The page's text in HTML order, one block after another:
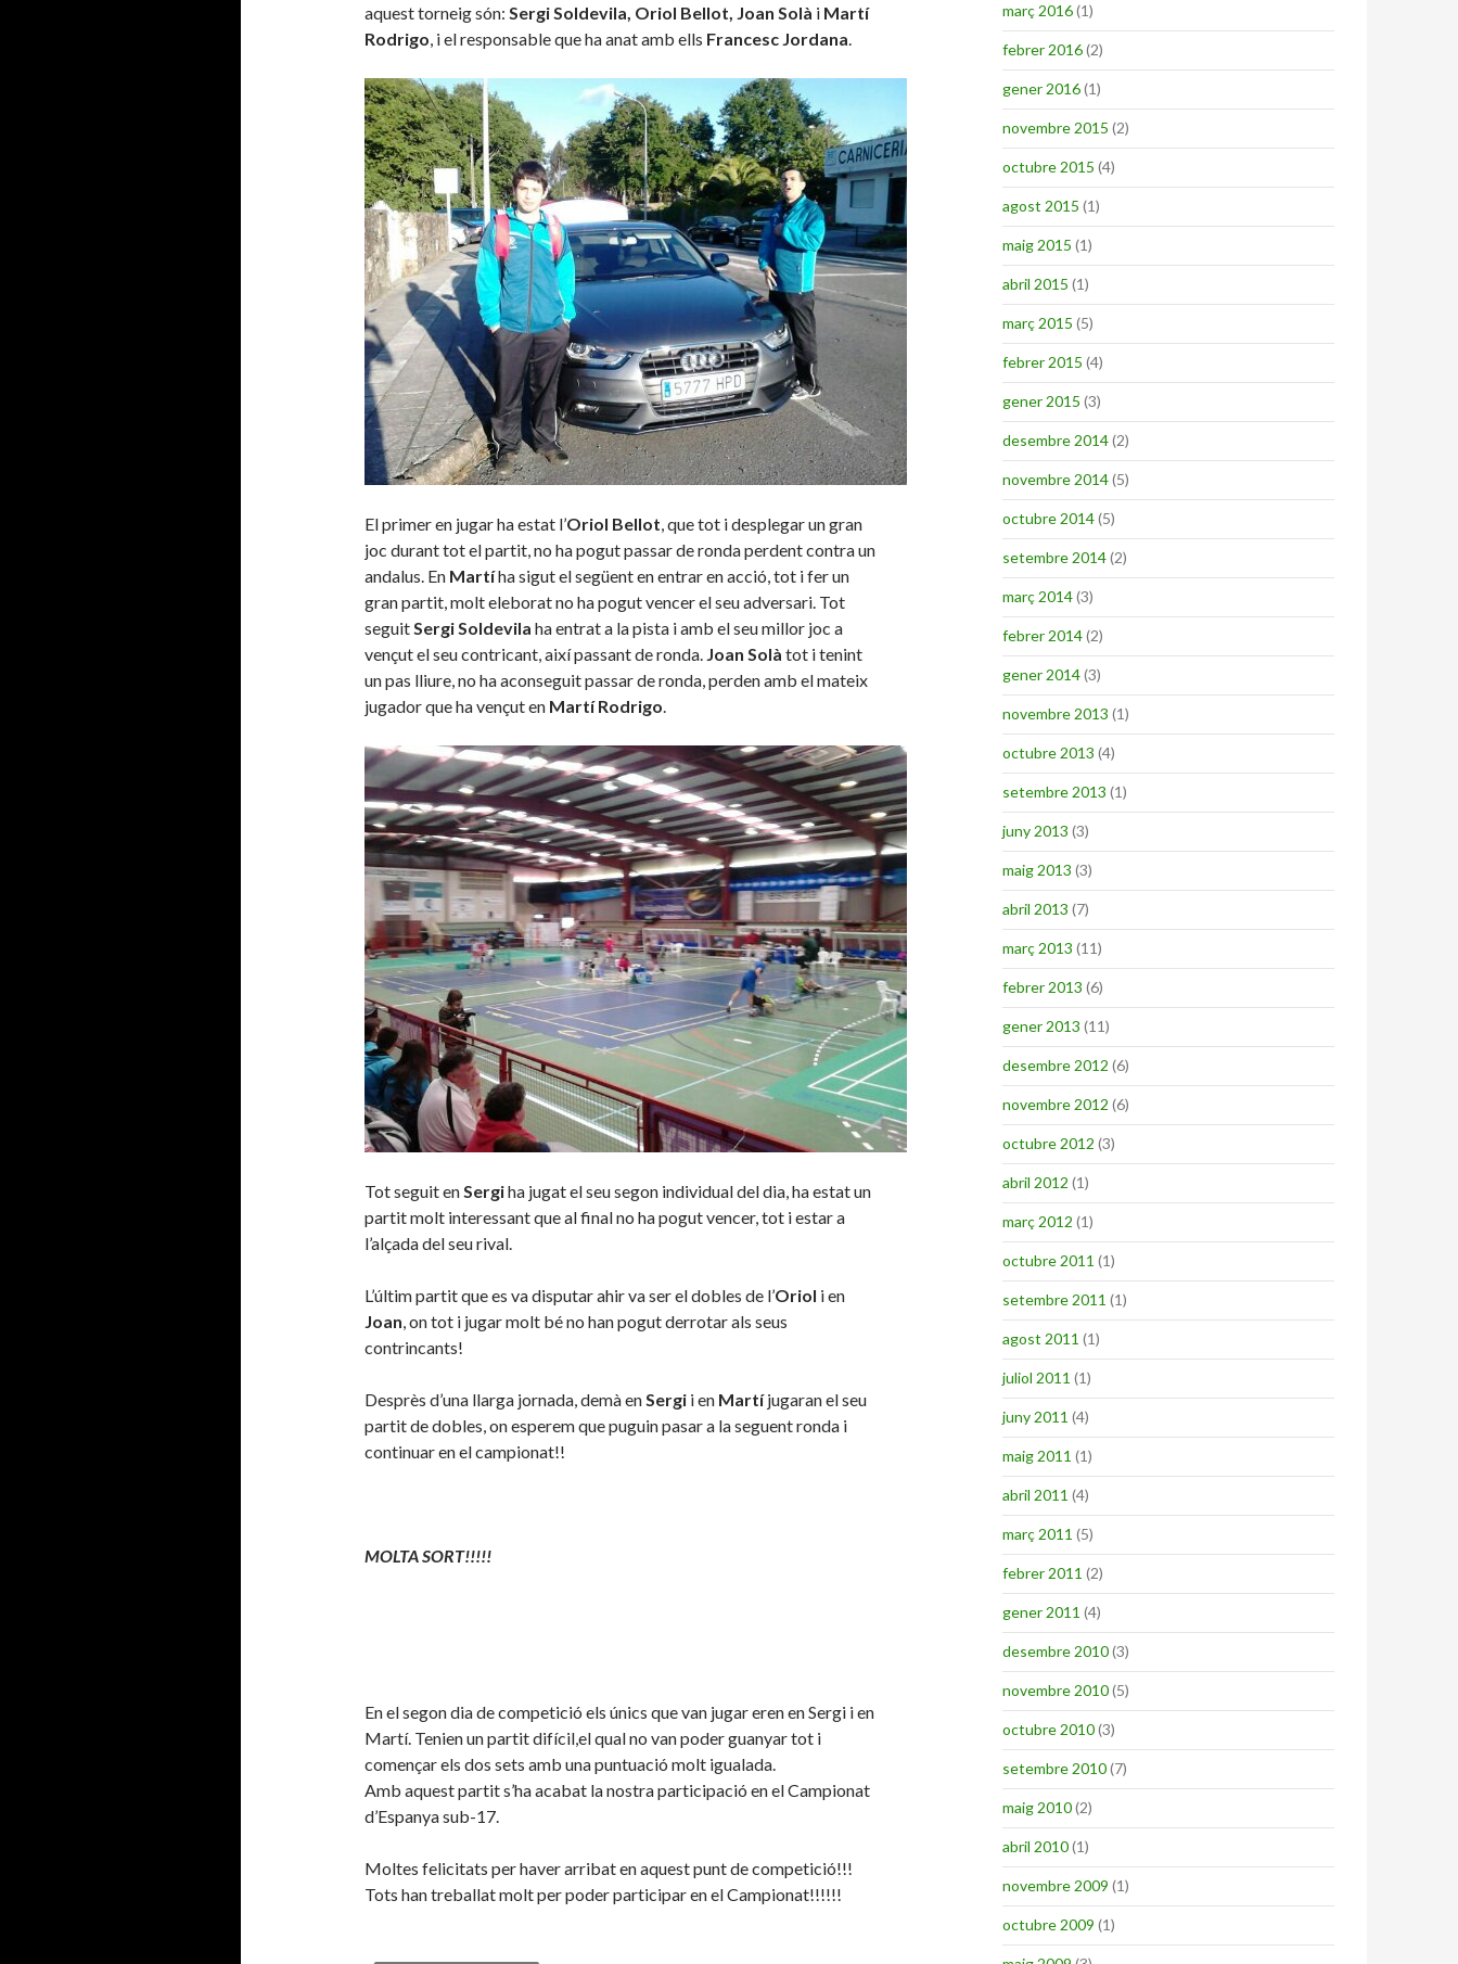
aquest torneig són: Sergi Soldevila, Oriol Bellot, Joan Solà i Martí
Rodrigo, i el responsable que ha anat amb ells Francesc Jordana.
El primer en jugar ha estat l’Oriol Bellot, que tot i desplegar un gran
joc durant tot el partit, no ha pogut passar de ronda perdent contra un
andalus. En Martíha sigut el següent en entrar en acció, tot i fer un
gran partit, molt eleborat no ha pogut vencer el seu adversari. Tot
seguitSergi Soldevila ha entrat a la pista i amb el seu millor joc a
vençut el seu contricant, així passant de ronda. Joan Solà tot i tenint
un pas lliure, no ha aconseguit passar de ronda, perden amb el mateix
jugador que ha vençut en Martí Rodrigo.
Tot seguit enSergiha jugat el seu segon individual del dia, ha estat un
partit molt interessant que al final no ha pogut vencer, tot i estar a
l’alçada del seu rival.
L’últim partit que es va disputar ahir va ser el dobles de l’Oriol i en
Joan, on tot i jugar molt bé no han pogut derrotar als seus
contrincants!
Desprès d’una llarga jornada, demà enSergi i en Martíjugaran el seu
partit de dobles, on esperem que puguin pasar a la seguent ronda i
continuar en el campionat!!
MOLTA SORT!!!!!
En el segon dia de competició els únics que van jugar eren en Sergi i en
Martí. Tenien un partit difícil,el qual no van poder guanyar tot i
començar els dos sets amb una puntuació molt igualada.
Amb aquest partit s’ha acabat la nostra participació en el Campionat
d’Espanya sub-17.
Moltes felicitats per haver arribat en aquest punt de competició!!!
Tots han treballat molt per poder participar en el Campionat!!!!!!
març 2016(1)
febrer 2016(2)
gener 2016(1)
novembre 2015 (2)
octubre 2015 (4)
agost 2015 (1)
maig 2015 (1)
abril 2015 (1)
març 2015 (5)
febrer 2015 (4)
gener 2015 (3)
desembre 2014(2)
novembre 2014(5)
octubre 2014(5)
setembre 2014(2)
març 2014(3)
febrer 2014(2)
gener 2014(3)
novembre 2013 (1)
octubre 2013 (4)
setembre 2013 (1)
juny 2013 (3)
maig 2013 (3)
abril 2013 (7)
març 2013 (11)
febrer 2013 (6)
gener 2013 (11)
desembre 2012 (6)
novembre 2012 (6)
octubre 2012 (3)
abril 2012 (1)
març 2012 (1)
octubre 2011 (1)
setembre 2011 (1)
agost 2011 (1)
juliol 2011 (1)
juny 2011 (4)
maig 2011 (1)
abril 2011 (4)
març 2011 (5)
febrer 2011 (2)
gener 2011 (4)
desembre 2010(3)
novembre 2010(5)
octubre 2010(3)
setembre 2010(7)
maig 2010(2)
abril 2010(1)
novembre 2009 (1)
octubre 2009 (1)